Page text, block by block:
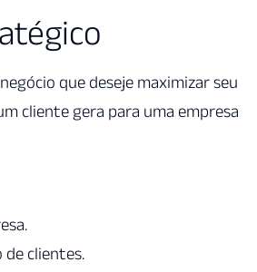
que deseje maximizar seu
cliente gera para uma empresa
clientes.